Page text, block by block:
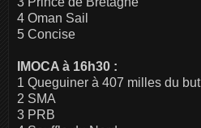
4 Oman Sail
5 Concise
IMOCA à 16h30 :
1 Queguiner à 407 milles du but
2 SMA
3 PRB